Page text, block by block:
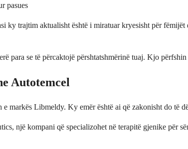
pasues
ky trajtim aktualisht është i miratuar kryesisht për
para se të përcaktojë përshtatshmërinë tuaj. Kjo
Autotemcel
e markës Libmeldy. Ky emër është ai që zakonisht do
një kompani që specializohet në terapitë gjenike për